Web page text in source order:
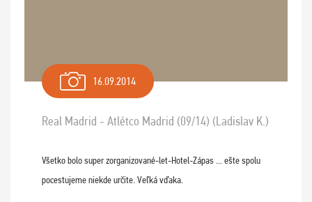
16.09.2014
Real Madrid - Atlétco Madrid (09/14) (Ladislav K.)
Všetko bolo super zorganizované-let-Hotel-Zápas ... ešte spolu
pocestujeme niekde určite. Veľká vďaka.